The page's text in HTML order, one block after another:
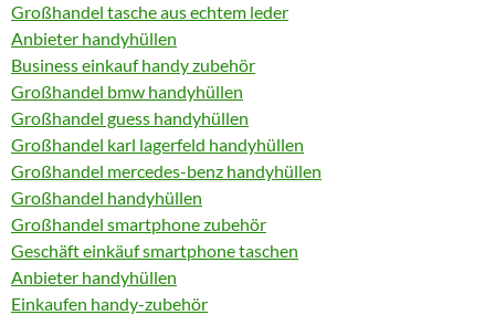
Großhandel tasche aus echtem leder
Anbieter handyhüllen
Business einkauf handy zubehör
Großhandel bmw handyhüllen
Großhandel guess handyhüllen
Großhandel karl lagerfeld handyhüllen
Großhandel mercedes-benz handyhüllen
Großhandel handyhüllen
Großhandel smartphone zubehör
Geschäft einkäuf smartphone taschen
Anbieter handyhüllen
Einkaufen handy-zubehör